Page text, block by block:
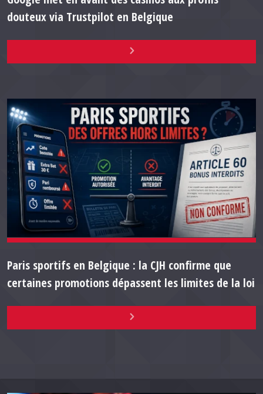
douteux via Trustpilot en Belgique
Paris sportifs en Belgique : la CJH confirme que
certaines promotions dépassent les limites de la loi